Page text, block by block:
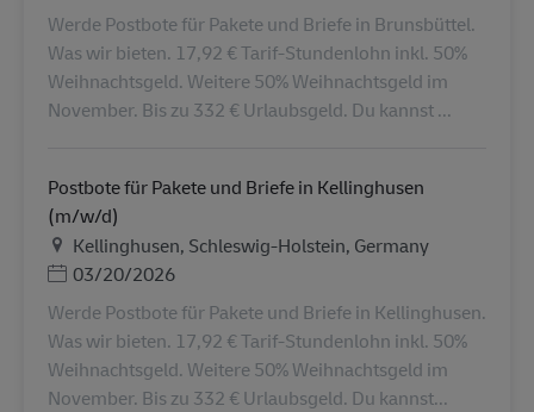
Werde Postbote für Pakete und Briefe in Brunsbüttel.
Was wir bieten. 17,92 € Tarif-Stundenlohn inkl. 50%
Weihnachtsgeld. Weitere 50% Weihnachtsgeld im
November. Bis zu 332 € Urlaubsgeld. Du kannst ...
Postbote für Pakete und Briefe in Kellinghusen
(m/w/d)
Ubicación
Kellinghusen, Schleswig-Holstein, Germany
Posted Date
03/20/2026
Werde Postbote für Pakete und Briefe in Kellinghusen.
Was wir bieten. 17,92 € Tarif-Stundenlohn inkl. 50%
Weihnachtsgeld. Weitere 50% Weihnachtsgeld im
November. Bis zu 332 € Urlaubsgeld. Du kannst...